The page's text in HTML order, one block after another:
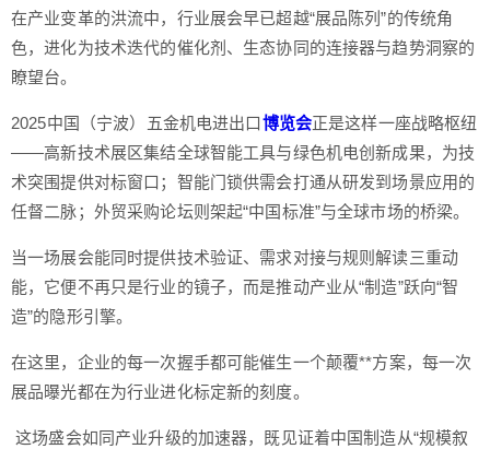
在产业变革的洪流中，行业展会早已超越“展品陈列”的传统角
色，进化为技术迭代的催化剂、生态协同的连接器与趋势洞察的
瞭望台。
2025中国（宁波）五金机电进出口博览会正是这样一座战略枢纽
——高新技术展区集结全球智能工具与绿色机电创新成果，为技
术突围提供对标窗口；智能门锁供需会打通从研发到场景应用的
任督二脉；外贸采购论坛则架起“中国标准”与全球市场的桥梁。
当一场展会能同时提供技术验证、需求对接与规则解读三重动
能，它便不再只是行业的镜子，而是推动产业从“制造”跃向“智
造”的隐形引擎。
在这里，企业的每一次握手都可能催生一个颠覆**方案，每一次
展品曝光都在为行业进化标定新的刻度。
这场盛会如同产业升级的加速器，既见证着中国制造从“规模叙